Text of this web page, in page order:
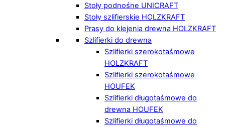
Stoły podnośne UNICRAFT
Stoły szlifierskie HOLZKRAFT
Prasy do klejenia drewna HOLZKRAFT
Szlifierki do drewna
Szlifierki szerokotaśmowe
HOLZKRAFT
Szlifierki szerokotaśmowe
HOUFEK
Szlifierki długotaśmowe do
drewna HOUFEK
Szlifierki długotaśmowe do